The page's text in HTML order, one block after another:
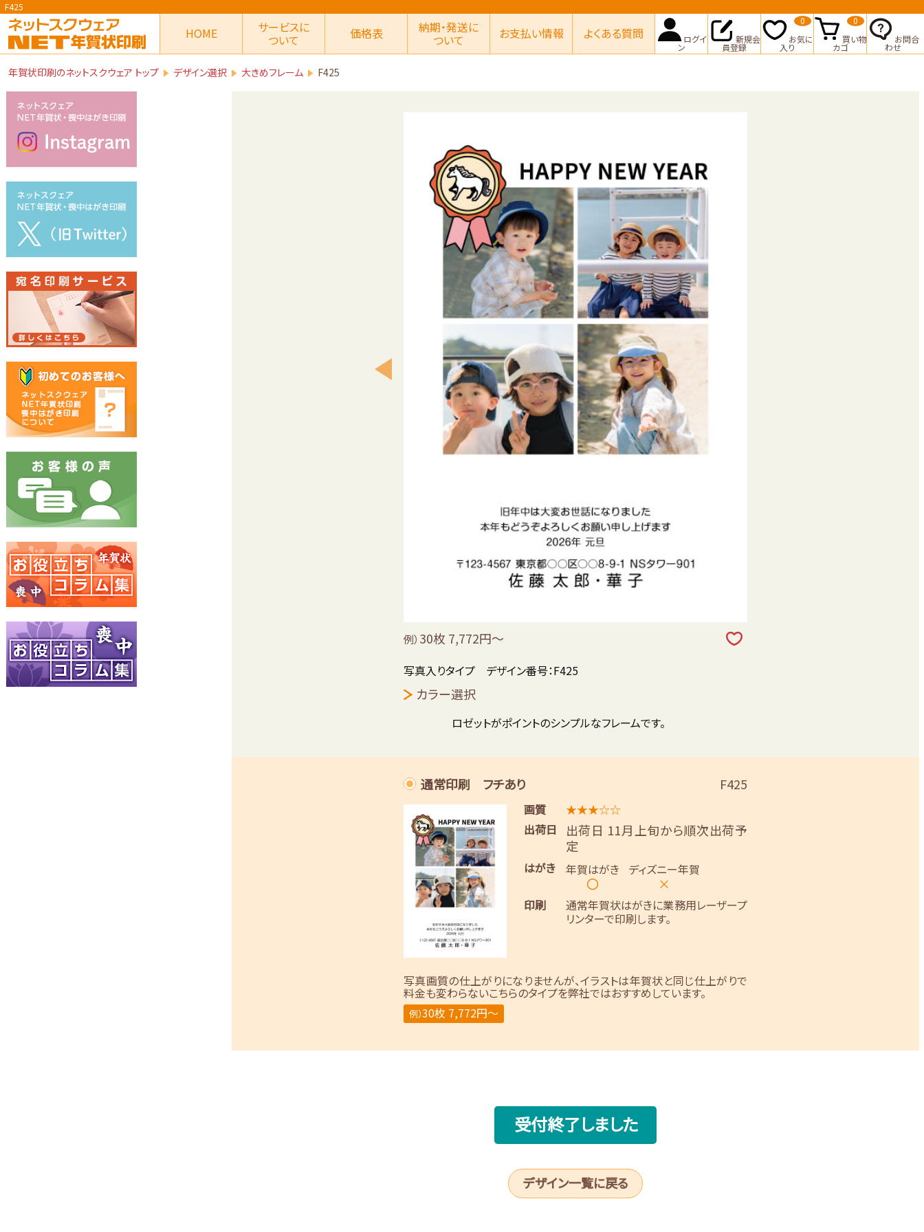
F425
HOME サービスに
ついて 価格表 納期・発送に
ついて お支払い情報 よくある質問 ログイ
ン
新規会
員登録
お気に
入り
0
買い物
カゴ
0
お問合
わせ
年賀状印刷のネットスクウェア トップ デザイン選択 大きめフレーム F425
例） 30枚 7,772円～
写真入りタイプ デザイン番号：F425
カラー選択
ロゼットがポイントのシンプルなフレームです。
通常印刷 フチあり F425
画質
★★★☆☆
出荷日
出荷日 11月上旬から順次出荷予
定
はがき 年賀はがき
〇
ディズニー年賀
×
印刷
通常年賀状はがきに業務用レーザープ
リンターで印刷します。
写真画質の仕上がりになりませんが、イラストは年賀状と同じ仕上がりで
料金も変わらないこちらのタイプを弊社ではおすすめしています。
例）30枚 7,772円～
受付終了しました
デザイン一覧に戻る